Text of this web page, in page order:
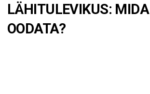
LÄHITULEVIKUS: MIDA
OODATA?